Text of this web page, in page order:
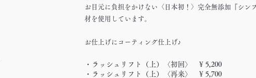
お目元に負担をかけない〈日本初！〉完全無添加『シン
材を使用しています。
お仕上げにコーティング仕上げ♪
・ラッシュリフト（上）〈初回〉 ¥ 5,200
・ラッシュリフト（上）〈再来〉 ¥ 5,700